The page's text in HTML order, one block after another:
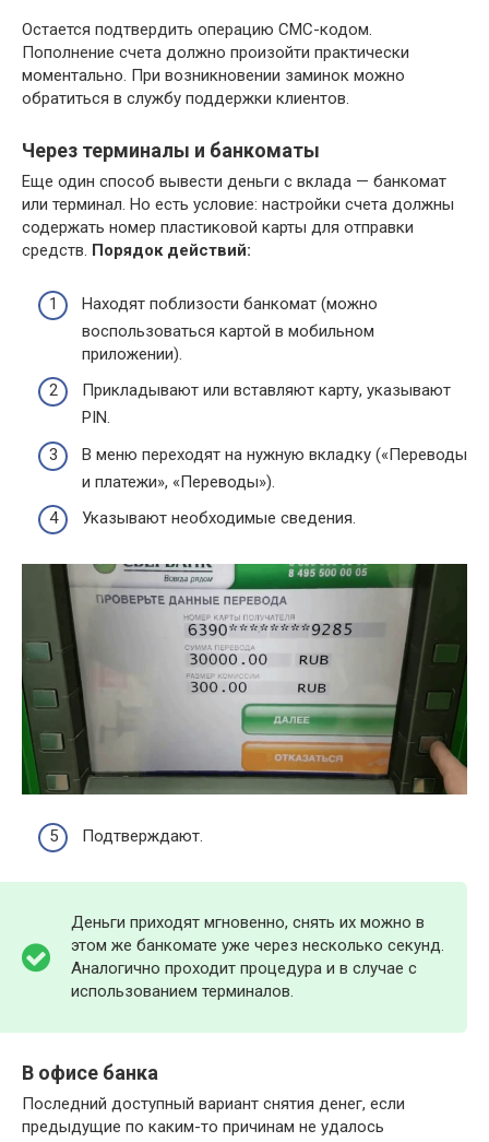
Остается подтвердить операцию СМС-кодом.
Пополнение счета должно произойти практически
моментально. При возникновении заминок можно
обратиться в службу поддержки клиентов.
Через терминалы и банкоматы
Еще один способ вывести деньги с вклада — банкомат
или терминал. Но есть условие: настройки счета должны
содержать номер пластиковой карты для отправки
средств. Порядок действий:
Находят поблизости банкомат (можно
воспользоваться картой в мобильном
приложении).
Прикладывают или вставляют карту, указывают
PIN.
В меню переходят на нужную вкладку («Переводы
и платежи», «Переводы»).
Указывают необходимые сведения.
Подтверждают.
Деньги приходят мгновенно, снять их можно в
этом же банкомате уже через несколько секунд.
Аналогично проходит процедура и в случае с
использованием терминалов.
В офисе банка
Последний доступный вариант снятия денег, если
предыдущие по каким-то причинам не удалось